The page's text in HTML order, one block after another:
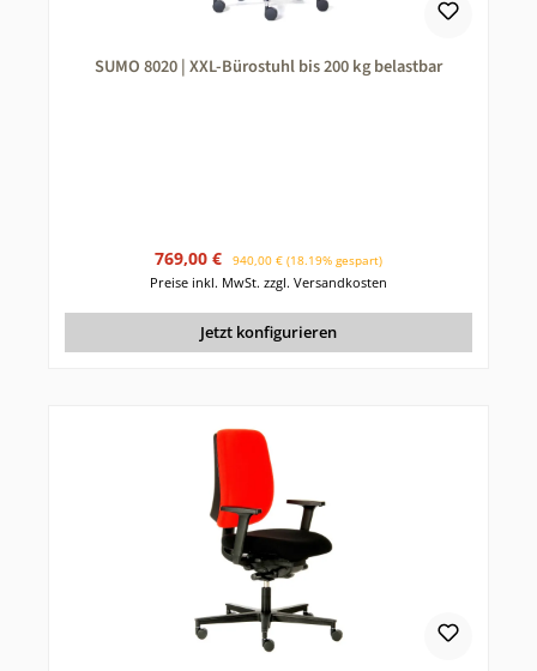
SUMO 8020 | XXL-Bürostuhl bis 200 kg belastbar
Verkaufspreis:
769,00 € Regulärer Preis:
940,00 € (18.19% gespart)
Preise inkl. MwSt. zzgl. Versandkosten
Jetzt konfigurieren